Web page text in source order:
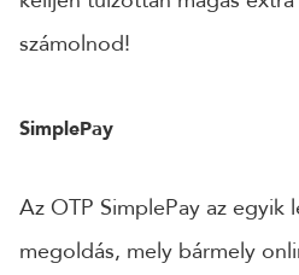
KÜLDÉS
számolnod!
SimplePay
Az OTP SimplePay az egyik
megoldás, mely bármely